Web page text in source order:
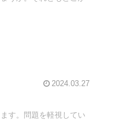
2024.03.27
す。問題を軽視してい